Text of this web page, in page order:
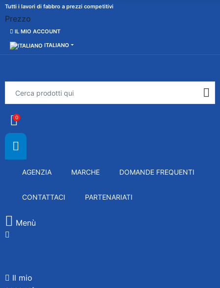
Tutti i lavori di fabbro a prezzi competitivi
Prezzo
IL MIO ACCOUNT
ITALIANO
0
AGENZIA MARCHE DOMANDE FREQUENTI
CONTATTACI PARTENARIATI
Menù
Il mio